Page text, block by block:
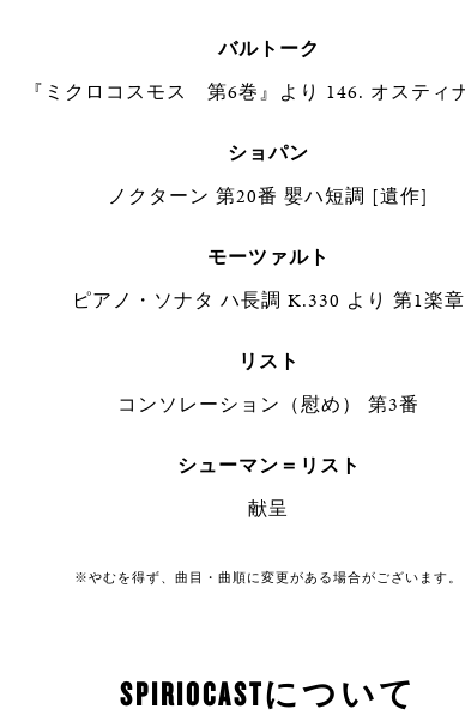
バルトーク
『ミクロコスモス 第6巻』より 146. オスティ
ショパン
ノクターン 第20番 嬰ハ短調 [遺作]
モーツァルト
ピアノ・ソナタ ハ長調 K.330 より 第1楽章
リスト
コンソレーション（慰め） 第3番
シューマン＝リスト
献呈
※やむを得ず、曲目・曲順に変更がある場合がございます。
SPIRIOCASTについて